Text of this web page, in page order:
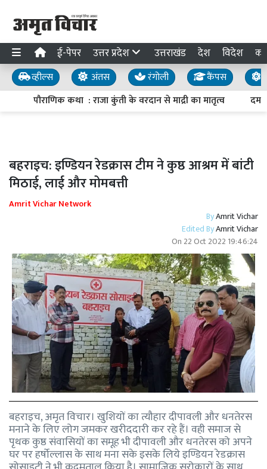
ई-पेपर उत्तर प्रदेश उत्तराखंड देश विदेश
व्हील्स अंतस रंगोली कैंपस
पौराणिक कथा : राजा कुंती के वरदान से माद्री का मातृत्व
बहराइच: इण्डियन रेडक्रास टीम ने कुष्ठ आश्रम में बांटी
मिठाई, लाई और मोमबत्ती
Amrit Vichar Network
ByAmrit Vichar
Edited ByAmrit Vichar
On 22 Oct 2022 19:46:24
बहराइच, अमृत विचार। खुशियों का त्यौहार दीपावली और धनतेरस
मनाने के लिए लोग जमकर खरीददारी कर रहे हैं। वही समाज से
पृथक कुष्ठ संवासियों का समूह भी दीपावली और धनतेरस को अपने
घर पर हर्षोल्लास के साथ मना सके इसके लिये इण्डियन रेडक्रास